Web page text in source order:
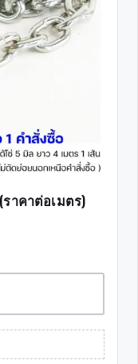
าคาต่อเมตร)